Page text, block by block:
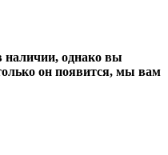
наличии, однако вы
он появится, мы вам